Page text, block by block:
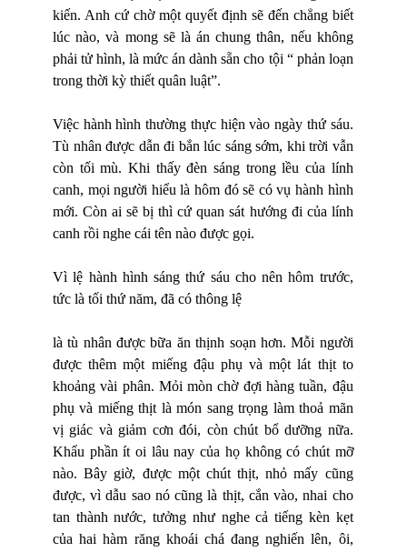
kiến. Anh cứ chờ một quyết định sẽ đến chẳng biết
lúc nào, và mong sẽ là án chung thân, nếu không
phải tử hình, là mức án dành sẵn cho tội “ phản loạn
trong thời kỳ thiết quân luật”.
Việc hành hình thường thực hiện vào ngày thứ sáu.
Tù nhân được dẫn đi bắn lúc sáng sớm, khi trời vẫn
còn tối mù. Khi thấy đèn sáng trong lều của lính
canh, mọi người hiểu là hôm đó sẽ có vụ hành hình
mới. Còn ai sẽ bị thì cứ quan sát hướng đi của lính
canh rồi nghe cái tên nào được gọi.
Vì lệ hành hình sáng thứ sáu cho nên hôm trước,
tức là tối thứ năm, đã có thông lệ
là tù nhân được bữa ăn thịnh soạn hơn. Mỗi người
được thêm một miếng đậu phụ và một lát thịt to
khoảng vài phân. Mỏi mòn chờ đợi hàng tuần, đậu
phụ và miếng thịt là món sang trọng làm thoả mãn
vị giác và giảm cơn đói, còn chút bổ dưỡng nữa.
Khẩu phần ít oi lâu nay của họ không có chút mỡ
nào. Bây giờ, được một chút thịt, nhỏ mấy cũng
được, vì dẫu sao nó cũng là thịt, cắn vào, nhai cho
tan thành nước, tưởng như nghe cả tiếng kèn kẹt
của hai hàm răng khoái chá đang nghiến lên, ôi,